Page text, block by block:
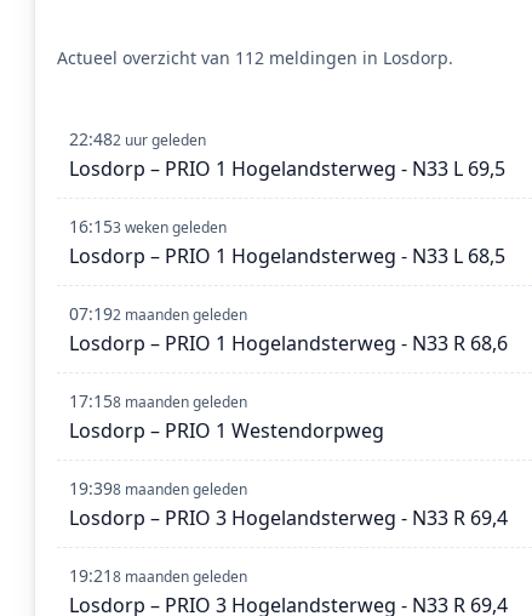
Actueel overzicht van 112 meldingen in Losdorp.
22:482 uur geleden
Losdorp – PRIO 1 Hogelandsterweg - N33 L 69,5
16:153 weken geleden
Losdorp – PRIO 1 Hogelandsterweg - N33 L 68,5
07:192 maanden geleden
Losdorp – PRIO 1 Hogelandsterweg - N33 R 68,6
17:158 maanden geleden
Losdorp – PRIO 1 Westendorpweg
19:398 maanden geleden
Losdorp – PRIO 3 Hogelandsterweg - N33 R 69,4
19:218 maanden geleden
Losdorp – PRIO 3 Hogelandsterweg - N33 R 69,4